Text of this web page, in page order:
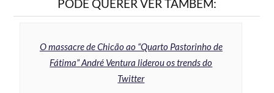
PODE QUERER VER TAMBÉM:
O massacre de Chicão ao “Quarto Pastorinho de
Fátima” André Ventura liderou os trends do
Twitter